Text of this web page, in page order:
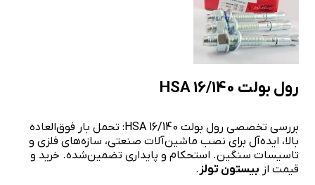
رول بولت HSA 16/140
بررسی تخصصی رول بولت HSA 16/140: تحمل بار فوق‌العاده
بالا، ایده‌آل برای نصب ماشین‌آلات صنعتی، سازه‌های فلزی و
تاسیسات سنگین. استحکام و پایداری تضمین‌شده. خرید و
قیمت از بیستون تولز .